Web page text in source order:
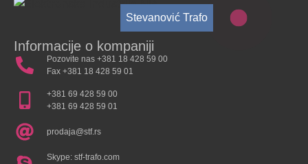
Stevanović Trafo
Informacije o kompaniji
Pozovite nas +381 18 428 59 00
Fax +381 18 428 59 01
+381 69 428 59 00
+381 69 428 59 01
prodaja@stf.rs
Skype: stf-trafo.com